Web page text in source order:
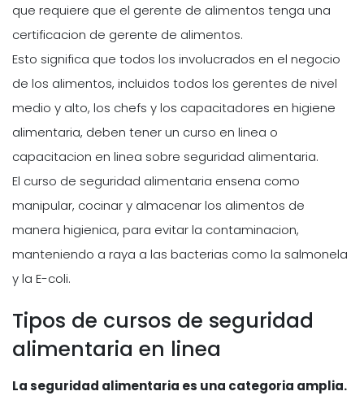
que requiere que el gerente de alimentos tenga una
certificacion de gerente de alimentos.
Esto significa que todos los involucrados en el negocio
de los alimentos, incluidos todos los gerentes de nivel
medio y alto, los chefs y los capacitadores en higiene
alimentaria, deben tener un curso en linea o
capacitacion en linea sobre seguridad alimentaria.
El curso de seguridad alimentaria ensena como
manipular, cocinar y almacenar los alimentos de
manera higienica, para evitar la contaminacion,
manteniendo a raya a las bacterias como la salmonela
y la E-coli.
Tipos de cursos de seguridad
alimentaria en linea
La seguridad alimentaria es una categoria amplia.